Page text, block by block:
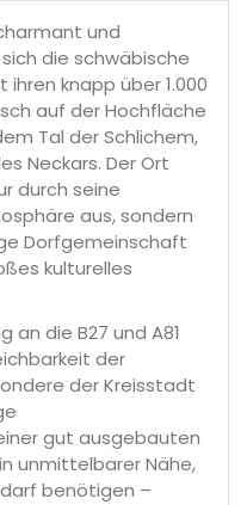
und
die schwäbische
knapp über 1.000
auf der Hochfläche
Tal der Schlichem,
Neckars. Der Ort
durch seine
aus, sondern
Dorfgemeinschaft
kulturelles
an die B27 und A81
der
der Kreisstadt
gut ausgebauten
unmittelbarer Nähe,
benötigen –